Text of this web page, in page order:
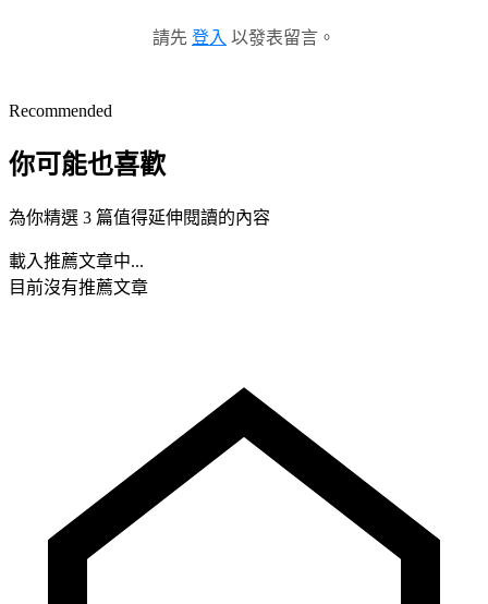
請先 登入 以發表留言。
Recommended
你可能也喜歡
為你精選 3 篇值得延伸閱讀的內容
載入推薦文章中...
目前沒有推薦文章